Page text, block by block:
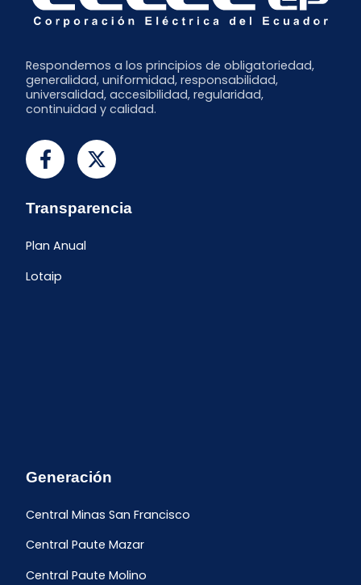
Respondemos a los principios de obligatoriedad,
generalidad, uniformidad, responsabilidad,
universalidad, accesibilidad, regularidad,
continuidad y calidad.
Transparencia
Plan Anual
Lotaip
Generación
Central Minas San Francisco
Central Paute Mazar
Central Paute Molino